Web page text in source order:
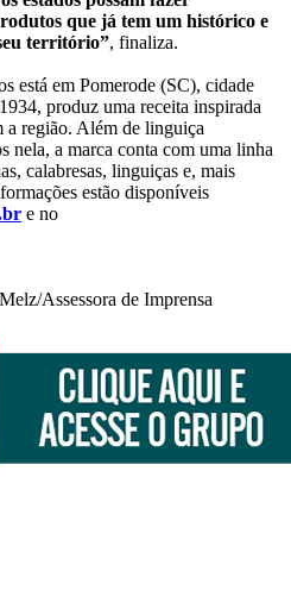
que já tem um histórico e
território”, finaliza.
está em Pomerode (SC), cidade
produz uma receita inspirada
a região. Além de linguiça
nela, a marca conta com uma linha
calabresas, linguiças e, mais
estão disponíveis
e no
Assessora de Imprensa